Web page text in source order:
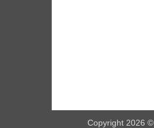
Copyright 2026 ©